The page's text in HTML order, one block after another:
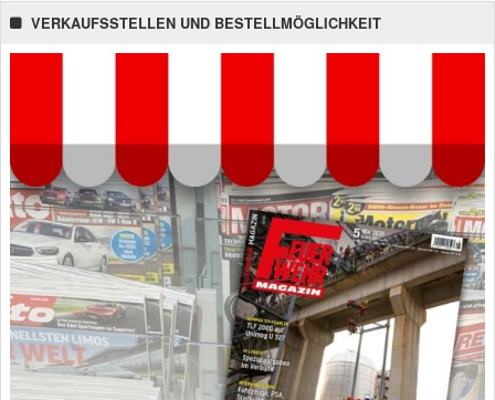
VERKAUFSSTELLEN UND BESTELLMÖGLICHKEIT